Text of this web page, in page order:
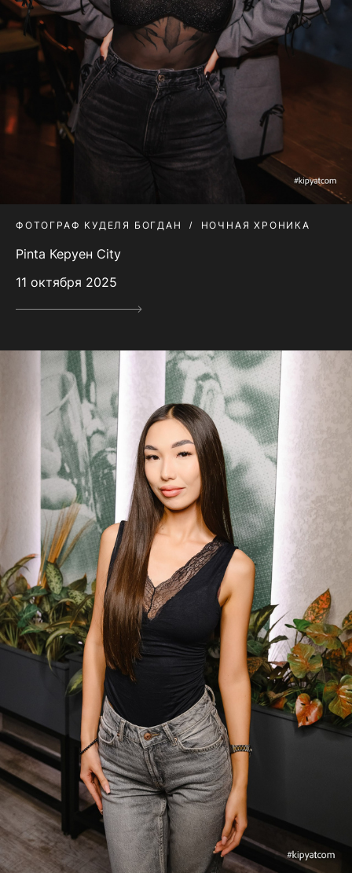
ФОТОГРАФ КУДЕЛЯ БОГДАН НОЧНАЯ ХРОНИКА
Pinta Керуен City
11 октября 2025